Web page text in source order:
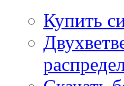
Купить